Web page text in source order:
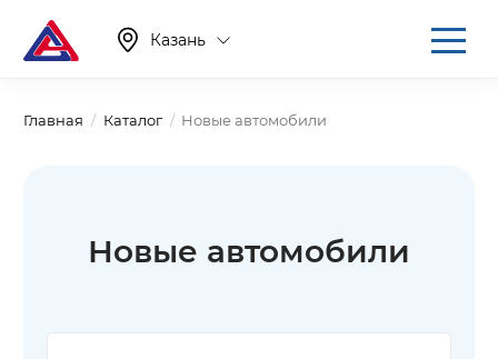
Казань
Главная Каталог Новые автомобили
Новые автомобили